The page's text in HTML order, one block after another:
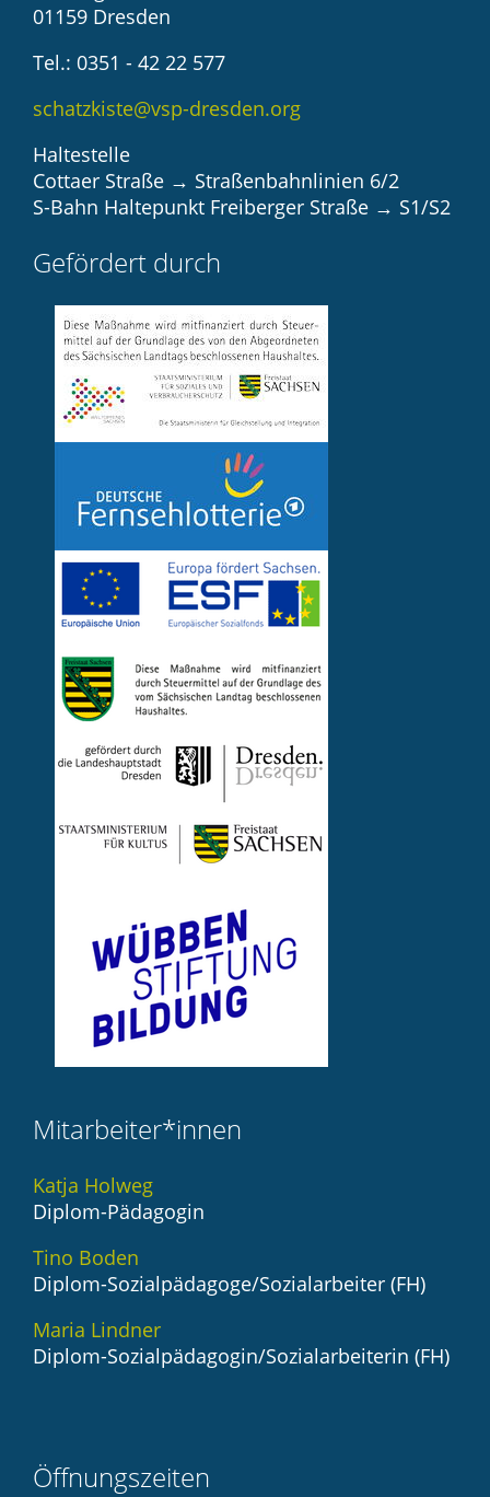
01159 Dresden
Tel.: 0351 - 42 22 577
schatzkiste@vsp-dresden.org
Haltestelle
Cottaer Straße → Straßenbahnlinien 6/2
S-Bahn Haltepunkt Freiberger Straße → S1/S2
Gefördert durch
Mitarbeiter*innen
Katja Holweg
Diplom-Pädagogin
Tino Boden
Diplom-Sozialpädagoge/Sozialarbeiter (FH)
Maria Lindner
Diplom-Sozialpädagogin/Sozialarbeiterin (FH)
Öffnungszeiten